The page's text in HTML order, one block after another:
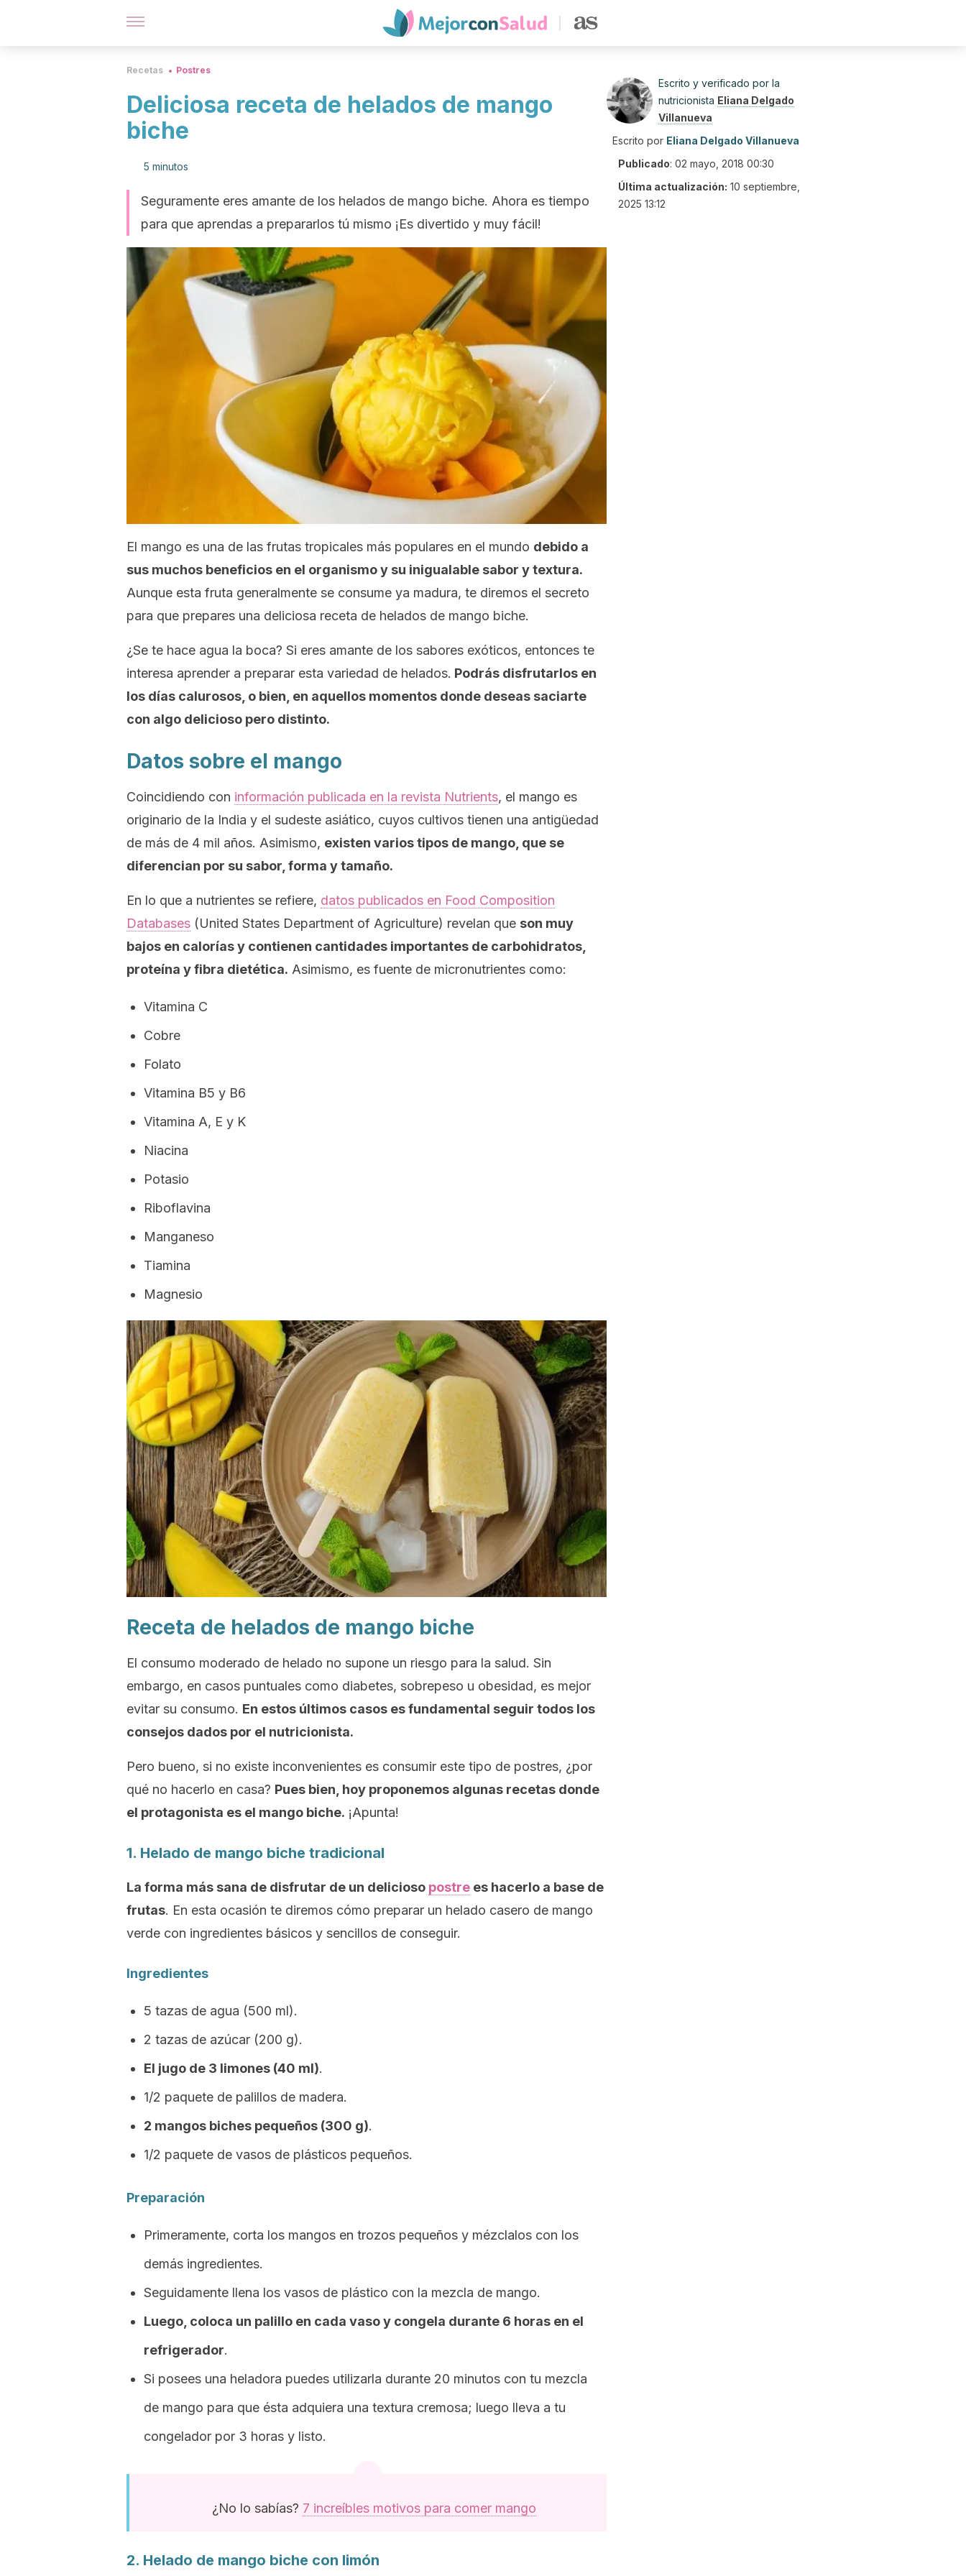
Recetas Postres
Deliciosa receta de helados de mango
biche
5 minutos
Seguramente eres amante de los helados de mango biche. Ahora es tiempo
para que aprendas a prepararlos tú mismo ¡Es divertido y muy fácil!
El mango es una de las frutas tropicales más populares en el mundo debido a
sus muchos beneficios en el organismo y su inigualable sabor y textura.
Aunque esta fruta generalmente se consume ya madura, te diremos el secreto
para que prepares una deliciosa receta de helados de mango biche.
¿Se te hace agua la boca? Si eres amante de los sabores exóticos, entonces te
interesa aprender a preparar esta variedad de helados. Podrás disfrutarlos en
los días calurosos, o bien, en aquellos momentos donde deseas saciarte
con algo delicioso pero distinto.
Datos sobre el mango
Coincidiendo con información publicada en la revista Nutrients, el mango es
originario de la India y el sudeste asiático, cuyos cultivos tienen una antigüedad
de más de 4 mil años. Asimismo, existen varios tipos de mango, que se
diferencian por su sabor, forma y tamaño.
En lo que a nutrientes se refiere, datos publicados en Food Composition
Databases (United States Department of Agriculture) revelan que son muy
bajos en calorías y contienen cantidades importantes de carbohidratos,
proteína y fibra dietética. Asimismo, es fuente de micronutrientes como:
Vitamina C
Cobre
Folato
Vitamina B5 y B6
Vitamina A, E y K
Niacina
Potasio
Riboflavina
Manganeso
Tiamina
Magnesio
Receta de helados de mango biche
El consumo moderado de helado no supone un riesgo para la salud. Sin
embargo, en casos puntuales como diabetes, sobrepeso u obesidad, es mejor
evitar su consumo. En estos últimos casos es fundamental seguir todos los
consejos dados por el nutricionista.
Pero bueno, si no existe inconvenientes es consumir este tipo de postres, ¿por
qué no hacerlo en casa? Pues bien, hoy proponemos algunas recetas donde
el protagonista es el mango biche. ¡Apunta!
1. Helado de mango biche tradicional
La forma más sana de disfrutar de un delicioso postre es hacerlo a base de
frutas. En esta ocasión te diremos cómo preparar un helado casero de mango
verde con ingredientes básicos y sencillos de conseguir.
Ingredientes
5 tazas de agua (500 ml).
2 tazas de azúcar (200 g).
El jugo de 3 limones (40 ml).
1/2 paquete de palillos de madera.
2 mangos biches pequeños (300 g).
1/2 paquete de vasos de plásticos pequeños.
Preparación
Primeramente, corta los mangos en trozos pequeños y mézclalos con los
demás ingredientes.
Seguidamente llena los vasos de plástico con la mezcla de mango.
Luego, coloca un palillo en cada vaso y congela durante 6 horas en el
refrigerador.
Si posees una heladora puedes utilizarla durante 20 minutos con tu mezcla
de mango para que ésta adquiera una textura cremosa; luego lleva a tu
congelador por 3 horas y listo.
¿No lo sabías? 7 increíbles motivos para comer mango
2. Helado de mango biche con limón
Escrito y verificado por la
nutricionista Eliana Delgado
Villanueva
Escrito por Eliana Delgado Villanueva
Publicado: 02 mayo, 2018 00:30
Última actualización: 10 septiembre,
2025 13:12